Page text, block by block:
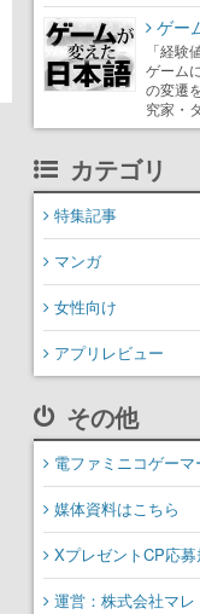
ゲー
「経
ゲーム
の変遷
究家・
カテゴリ
特集記事
マンガ
女性向け
アプリレビュー
その他
電ファミニコゲーマ
媒体資料はこちら
XプレゼントCP応募
運営：株式会社マレ